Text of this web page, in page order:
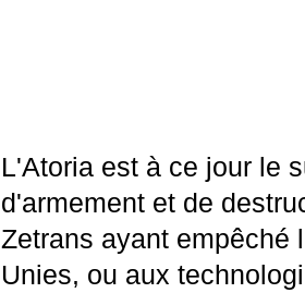
L'Atoria est à ce jour le
d'armement et de
Zetrans ayant empêché
Unies, ou aux